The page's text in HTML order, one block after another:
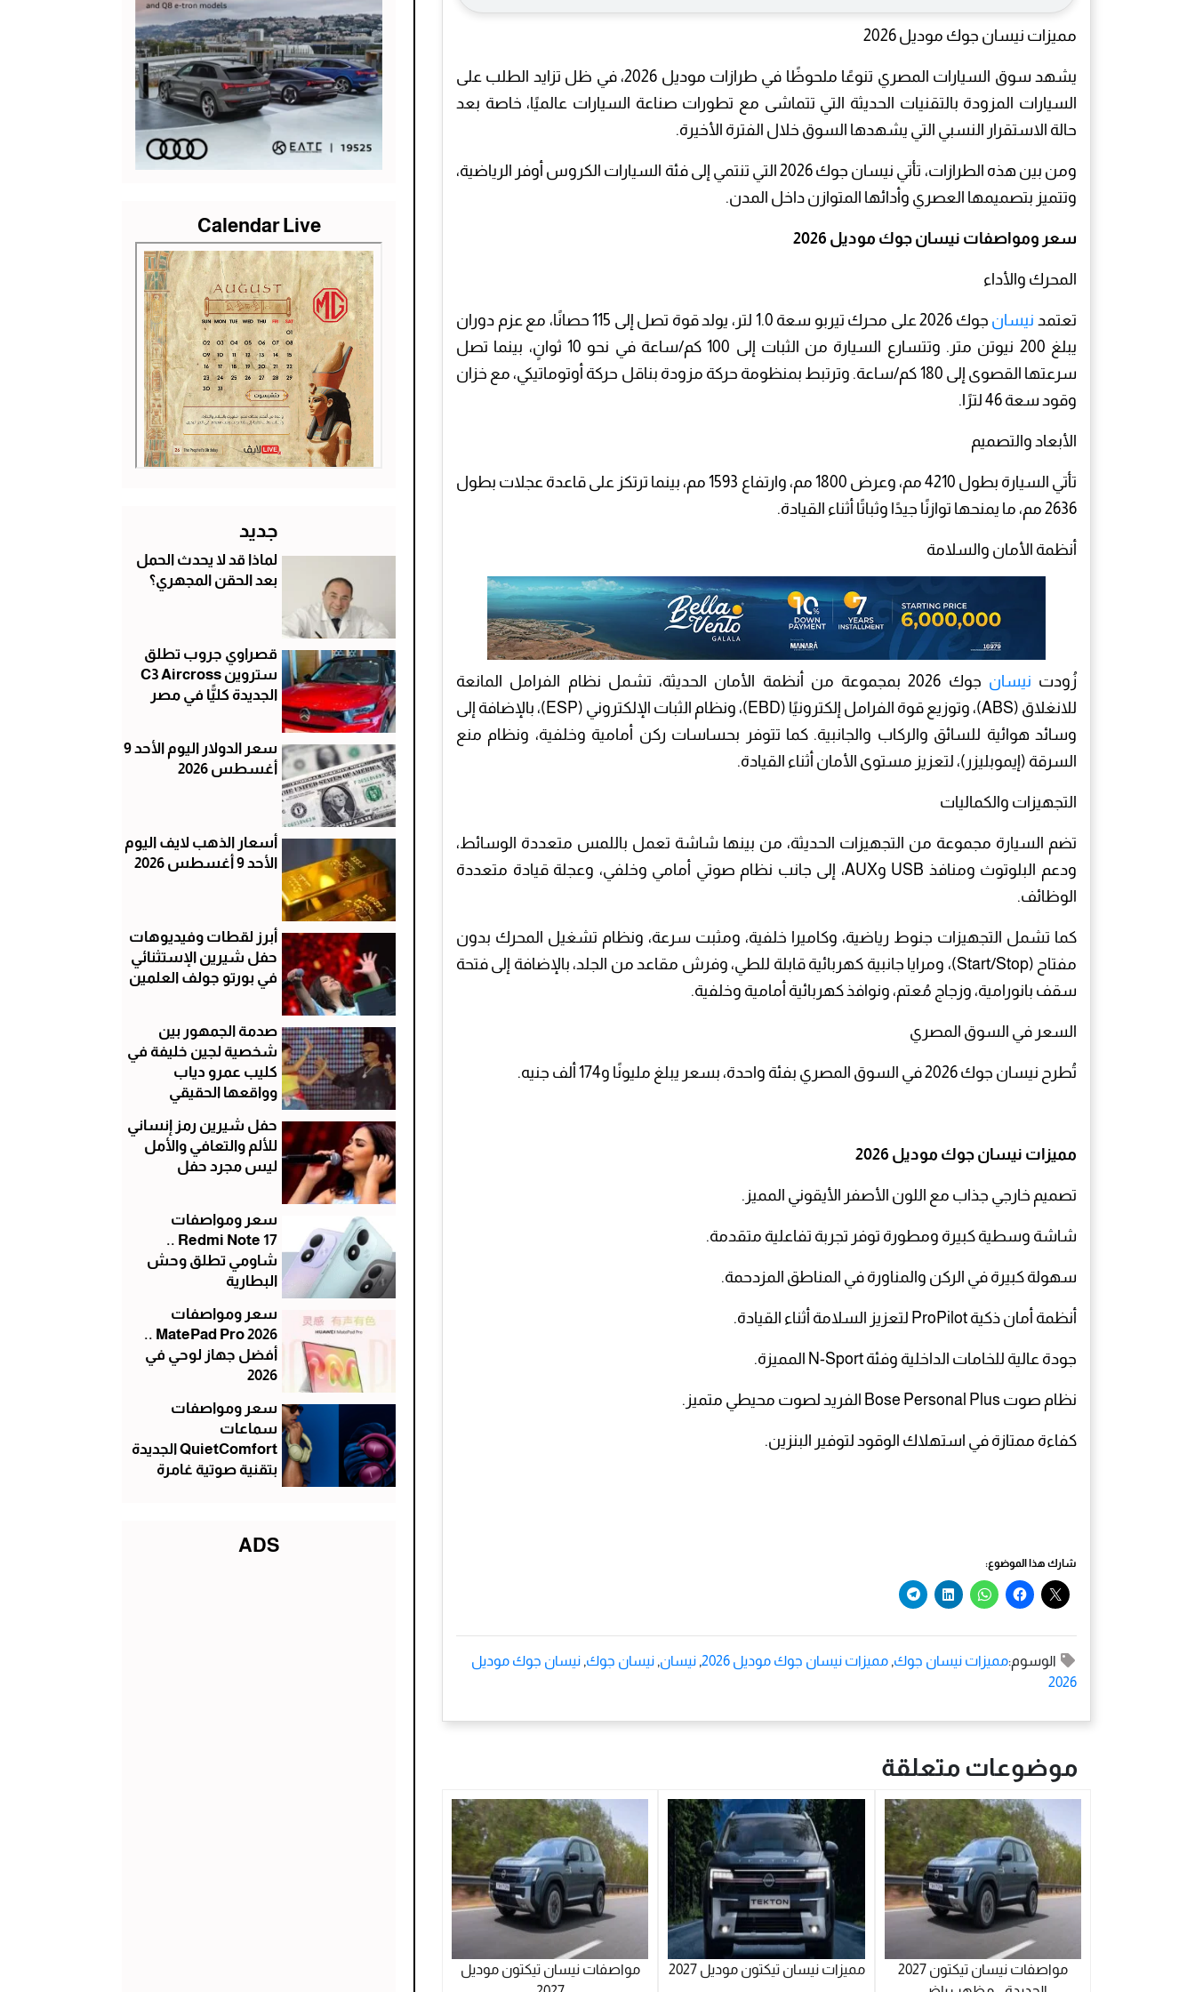
مميزات نيسان جوك موديل 2026
يشهد سوق السيارات المصري تنوعًا ملحوظًا في طرازات موديل 2026، في ظل تزايد الطلب على
السيارات المزودة بالتقنيات الحديثة التي تتماشى مع تطورات صناعة السيارات عالميًا، خاصة بعد
حالة الاستقرار النسبي التي يشهدها السوق خلال الفترة الأخيرة.
ومن بين هذه الطرازات، تأتي نيسان جوك 2026 التي تنتمي إلى فئة السيارات الكروس أوفر الرياضية،
وتتميز بتصميمها العصري وأدائها المتوازن داخل المدن.
سعر ومواصفات نيسان جوك موديل 2026
المحرك والأداء
تعتمد نيسان
جوك 2026 على محرك تيربو سعة 1.0 لتر، يولد قوة تصل إلى 115 حصانًا، مع عزم دوران
يبلغ 200 نيوتن متر. وتتسارع السيارة من الثبات إلى 100 كم/ساعة في نحو 10 ثوانٍ، بينما تصل
سرعتها القصوى إلى 180 كم/ساعة. وترتبط بمنظومة حركة مزودة بناقل حركة أوتوماتيكي، مع خزان
وقود سعة 46 لترًا.
الأبعاد والتصميم
تأتي السيارة بطول 4210 مم، وعرض 1800 مم، وارتفاع 1593 مم، بينما ترتكز على قاعدة عجلات بطول
2636 مم، ما يمنحها توازنًا جيدًا وثباتًا أثناء القيادة.
أنظمة الأمان والسلامة
زُودت نيسان
جوك 2026 بمجموعة من أنظمة الأمان الحديثة، تشمل نظام الفرامل المانعة
للانغلاق (ABS)، وتوزيع قوة الفرامل إلكترونيًا (EBD)، ونظام الثبات الإلكتروني (ESP)، بالإضافة إلى
وسائد هوائية للسائق والركاب والجانبية. كما تتوفر بحساسات ركن أمامية وخلفية، ونظام منع
السرقة (إيموبليزر)، لتعزيز مستوى الأمان أثناء القيادة.
التجهيزات والكماليات
تضم السيارة مجموعة من التجهيزات الحديثة، من بينها شاشة تعمل باللمس متعددة الوسائط،
ودعم البلوتوث ومنافذ USB وAUX، إلى جانب نظام صوتي أمامي وخلفي، وعجلة قيادة متعددة
الوظائف.
كما تشمل التجهيزات جنوط رياضية، وكاميرا خلفية، ومثبت سرعة، ونظام تشغيل المحرك بدون
مفتاح (Start/Stop)، ومرايا جانبية كهربائية قابلة للطي، وفرش مقاعد من الجلد، بالإضافة إلى فتحة
سقف بانورامية، وزجاج مُعتم، ونوافذ كهربائية أمامية وخلفية.
السعر في السوق المصري
تُطرح نيسان جوك 2026 في السوق المصري بفئة واحدة، بسعر يبلغ مليونًا و174 ألف جنيه.
مميزات نيسان جوك موديل 2026
تصميم خارجي جذاب مع اللون الأصفر الأيقوني المميز.
شاشة وسطية كبيرة ومطورة توفر تجربة تفاعلية متقدمة.
سهولة كبيرة في الركن والمناورة في المناطق المزدحمة.
أنظمة أمان ذكية ProPilot لتعزيز السلامة أثناء القيادة.
جودة عالية للخامات الداخلية وفئة N-Sport المميزة.
نظام صوت Bose Personal Plus الفريد لصوت محيطي متميز.
كفاءة ممتازة في استهلاك الوقود لتوفير البنزين.
شارك هذا الموضوع:
الوسوم:مميزات نيسان جوك, مميزات نيسان جوك موديل 2026 , نيسان, نيسان جوك, نيسان جوك موديل
2026
موضوعات متعلقة
مواصفات نيسان تيكتون 2027
مميزات نيسان تيكتون موديل 2027
مواصفات نيسان تيكتون موديل
Calendar Live
جديد
لماذا قد لا يحدث الحمل
بعد الحقن المجهري؟
قصراوي جروب تطلق
ستروين C3 Aircross
الجديدة كليًّا في مصر
سعر الدولار اليوم الأحد 9
أغسطس 2026
أسعار الذهب لايف اليوم
الأحد 9 أغسطس 2026
أبرز لقطات وفيديوهات
حفل شيرين الإستثنائي
في بورتو جولف العلمين
صدمة الجمهور بين
شخصية لجين خليفة في
كليب عمرو دياب
وواقعها الحقيقي
حفل شيرين رمز إنساني
للألم والتعافي والأمل
ليس مجرد حفل
سعر ومواصفات
Redmi Note 17 ..
شاومي تطلق وحش
البطارية
سعر ومواصفات
MatePad Pro 2026 ..
أفضل جهاز لوحي في
2026
سعر ومواصفات
سماعات
QuietComfort الجديدة
بتقنية صوتية غامرة
ADS